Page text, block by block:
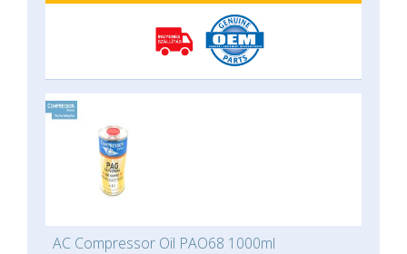
AC Compressor Oil PAO68 1000ml